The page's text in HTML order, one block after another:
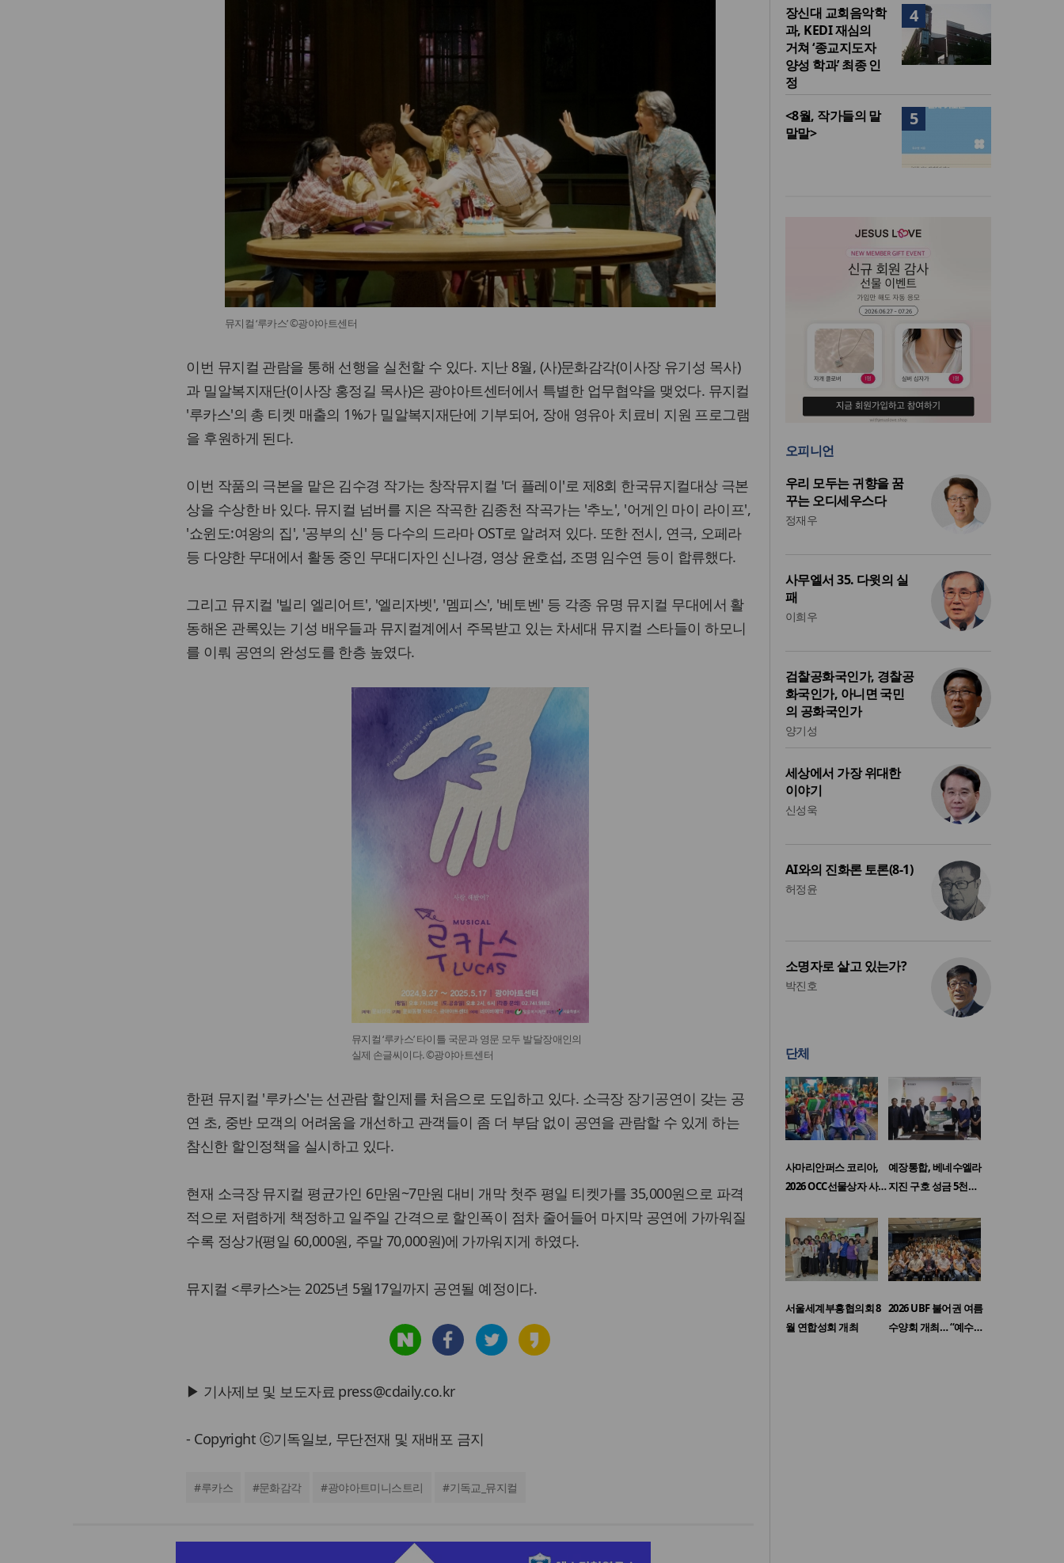
뮤지컬 ‘루카스’ ©광야아트센터
이번 뮤지컬 관람을 통해 선행을 실천할 수 있다. 지난 8월, (사)문화감각(이사장 유기성 목사)
과 밀알복지재단(이사장 홍정길 목사)은 광야아트센터에서 특별한 업무협약을 맺었다. 뮤지컬
'루카스'의 총 티켓 매출의 1%가 밀알복지재단에 기부되어, 장애 영유아 치료비 지원 프로그램
을 후원하게 된다.
이번 작품의 극본을 맡은 김수경 작가는 창작뮤지컬 '더 플레이'로 제8회 한국뮤지컬대상 극본
상을 수상한 바 있다. 뮤지컬 넘버를 지은 작곡한 김종천 작곡가는 '추노', '어게인 마이 라이프',
'쇼윈도:여왕의 집', '공부의 신' 등 다수의 드라마 OST로 알려져 있다. 또한 전시, 연극, 오페라
등 다양한 무대에서 활동 중인 무대디자인 신나경, 영상 윤호섭, 조명 임수연 등이 합류했다.
그리고 뮤지컬 '빌리 엘리어트', '엘리자벳', '멤피스', '베토벤' 등 각종 유명 뮤지컬 무대에서 활
동해온 관록있는 기성 배우들과 뮤지컬계에서 주목받고 있는 차세대 뮤지컬 스타들이 하모니
를 이뤄 공연의 완성도를 한층 높였다.
뮤지컬 ‘루카스’ 타이틀 국문과 영문 모두 발달장애인의
실제 손글씨이다. ©광야아트센터
한편 뮤지컬 '루카스'는 선관람 할인제를 처음으로 도입하고 있다. 소극장 장기공연이 갖는 공
연 초, 중반 모객의 어려움을 개선하고 관객들이 좀 더 부담 없이 공연을 관람할 수 있게 하는
참신한 할인정책을 실시하고 있다.
현재 소극장 뮤지컬 평균가인 6만원~7만원 대비 개막 첫주 평일 티켓가를 35,000원으로 파격
적으로 저렴하게 책정하고 일주일 간격으로 할인폭이 점차 줄어들어 마지막 공연에 가까워질
수록 정상가(평일 60,000원, 주말 70,000원)에 가까워지게 하였다.
뮤지컬 <루카스>는 2025년 5월17일까지 공연될 예정이다.
▶ 기사제보 및 보도자료 press@cdaily.co.kr
- Copyright ⓒ기독일보, 무단전재 및 재배포 금지
#루카스 #문화감각 #광야아트미니스트리 #기독교_뮤지컬
4
장신대 교회음악학
과, KEDI 재심의
거쳐 ‘종교지도자
양성 학과’ 최종 인
정
5
<8월, 작가들의 말
말말>
오피니언
우리 모두는 귀향을 꿈
꾸는 오디세우스다
정재우
사무엘서 35. 다윗의 실
패
이희우
검찰공화국인가, 경찰공
화국인가, 아니면 국민
의 공화국인가
양기성
세상에서 가장 위대한
이야기
신성욱
AI와의 진화론 토론(8-1)
허정윤
소명자로 살고 있는가?
박진호
단체
사마리안퍼스 코리아,
2026 OCC선물상자 사…
예장통합, 베네수엘라
지진 구호 성금 5천…
서울세계부흥협의회 8
월 연합성회 개최
2026 UBF 불어권 여름
수양회 개최… “예수…